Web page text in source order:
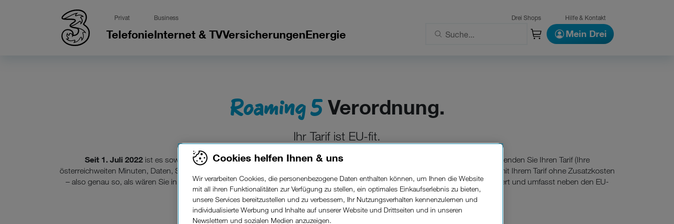
Privat Business Drei Shops Hilfe & Kontakt
TelefonieInternet & TVVersicherungenEnergie Mein Drei
Roaming 5Verordnung.
Ihr Tarif ist EU-fit.
Seit 1. Juli 2022ist es soweit! Bei Auslandsreisen in der EU entfallen die bisher üblichen Roaminggebühren. Seitdem verwenden Sie Ihren Tarif (Ihre
österreichweiten Minuten, Daten, SMS und MMS) in der EU wie daheim. Sie telefonieren, verschicken SMS und MMS und surfen mit Ihrem Tarif ohne Zusatzkosten
– also genau so, als wären Sie in Österreich. DieLänderlisteder EU-Roaming Verordnung wurde seither übrigens laufend erweitert und umfasst neben den EU-
Mitgliedstaaten heute auch Island, Liechtenstein, Norwegen, Republik Moldau und Ukraine.
Cookies helfen Ihnen & uns
Wir verarbeiten Cookies, die personenbezogene Daten enthalten können, um Ihnen die Website
mit all ihren Funktionalitäten zur Verfügung zu stellen, ein optimales Einkaufserlebnis zu bieten,
unsere Services bereitzustellen und zu verbessern, Ihr Nutzungsverhalten kennenzulernen und
individualisierte Werbung und Inhalte auf unserer Website und Drittseiten und in unseren
Newslettern und sozialen Medien anzuzeigen.